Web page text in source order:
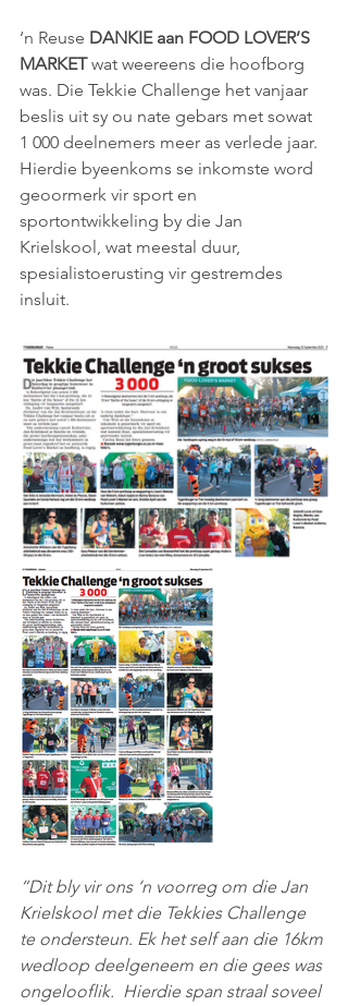
‘n Reuse DANKIE aan FOOD LOVER’S
MARKET wat weereens die hoofborg
was. Die Tekkie Challenge het vanjaar
beslis uit sy ou nate gebars met sowat
1 000 deelnemers meer as verlede jaar.
Hierdie byeenkoms se inkomste word
geoormerk vir sport en
sportontwikkeling by die Jan
Krielskool, wat meestal duur,
spesialistoerusting vir gestremdes
insluit.
“Dit bly vir ons ‘n voorreg om die Jan
Krielskool met die Tekkies Challenge
te ondersteun. Ek het self aan die 16km
wedloop deelgeneem en die gees was
ongelooflik.  Hierdie span straal soveel